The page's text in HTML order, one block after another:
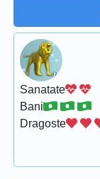
Sanatate
Bani
Dragoste